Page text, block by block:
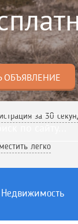
ОБЪЯВЛЕНИЕ
за 30
легко
Недвижимость